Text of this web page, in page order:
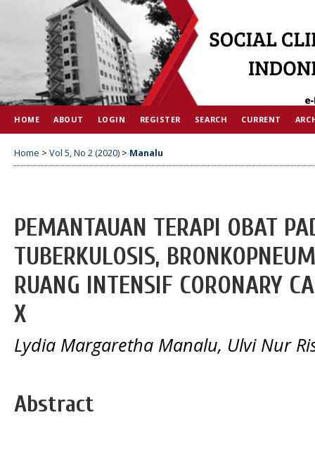
HOME ABOUT LOGIN REGISTER SEARCH CURRENT
Home > Vol 5, No 2 (2020) > Manalu
PEMANTAUAN TERAPI OBAT
TUBERKULOSIS,
RUANG INTENSIF CORONARY
X
Lydia Margaretha Manalu, Ulvi Nur
Abstract